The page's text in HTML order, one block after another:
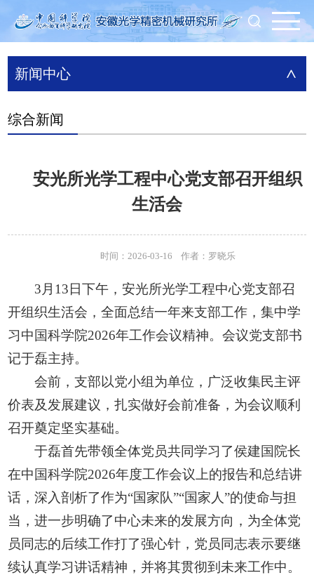
新闻中心 >
综合新闻
安光所光学工程中心党支部召开组织
生活会
时间：2026-03-16 作者：罗晓乐
3月13日下午，安光所光学工程中心党支部召
开组织生活会，全面总结一年来支部工作，集中学
习中国科学院2026年工作会议精神。会议党支部书
记于磊主持。
会前，支部以党小组为单位，广泛收集民主评
价表及发展建议，扎实做好会前准备，为会议顺利
召开奠定坚实基础。
于磊首先带领全体党员共同学习了侯建国 院长
在中国科学院2026年度工作会议上的报告和总结讲
话，深入剖析了作为“国家队”“国家人”的使命与担
当，进一步明确了中心未来的发展方向，为全体党
员同志的后续工作打了强心针，党员同志表示要继
续认真学习讲话精神，并将其贯彻到未来工作中。